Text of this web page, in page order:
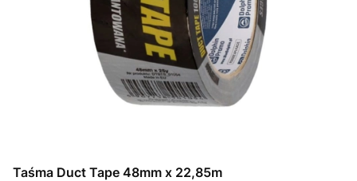
Taśma Duct Tape 48mm x 22,85m